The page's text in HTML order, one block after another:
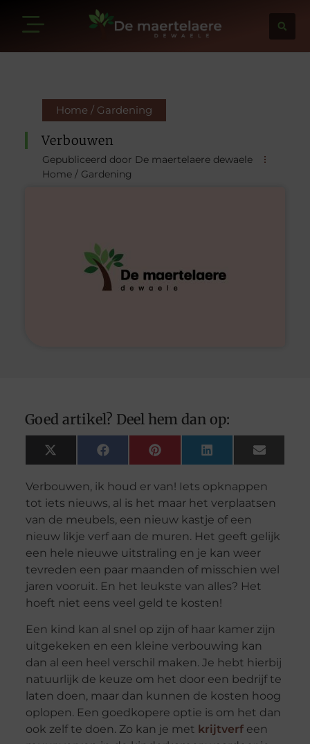
Home / Gardening
Verbouwen
Gepubliceerd door De maertelaere dewaele
Home / Gardening
Goed artikel? Deel hem dan op:
X
(Twitter)
FacebookPinterest LinkedIn Email
Verbouwen, ik houd er van! Iets opknappen
tot iets nieuws, al is het maar het verplaatsen
van de meubels, een nieuw kastje of een
nieuw likje verf aan de muren. Het geeft gelijk
een hele nieuwe uitstraling en je kan weer
tevreden een paar maanden of misschien wel
jaren vooruit. En het leukste van alles? Het
hoeft niet eens veel geld te kosten!
Een kind kan al snel op zijn of haar kamer zijn
uitgekeken en een kleine verbouwing kan
dan al een heel verschil maken. Je hebt hierbij
natuurlijk de keuze om het door een bedrijf te
laten doen, maar dan kunnen de kosten hoog
oplopen. Een goedkopere optie is om het dan
ook zelf te doen. Zo kan je met krijtverfeen